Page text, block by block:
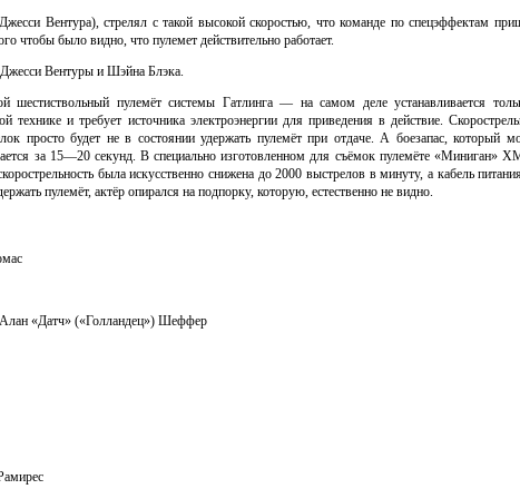
Вентура), стрелял с такой высокой скоростью, что команде по спецэффектам
чтобы было видно, что пулемет действительно работает.
Вентуры и Шэйна Блэка.
шестиствольный пулемёт системы Гатлинга — на самом деле устанавливается
технике и требует источника электроэнергии для приведения в действие.
просто будет не в состоянии удержать пулемёт при отдаче. А боезапас, который
за 15—20 секунд. В специально изготовленном для съёмок пулемёте «Миниган»
была искусственно снижена до 2000 выстрелов в минуту, а кабель
пулемёт, актёр опирался на подпорку, которую, естественно не видно.
«Датч» («Голландец») Шеффер